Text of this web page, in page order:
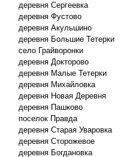
деревня Сергеевка
деревня Фустово
деревня Акульшино
деревня Большие Тетерки
село Грайворонки
деревня Докторово
деревня Малые Тетерки
деревня Михайловка
деревня Новая Деревня
деревня Пашково
поселок Правда
деревня Старая Уваровка
деревня Сторожевое
деревня Богдановка